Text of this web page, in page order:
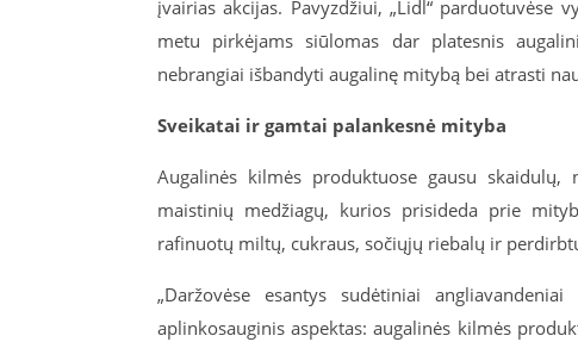
įvairias akcijas. Pavyzdžiui, „Lidl“ parduotuvėse
metu pirkėjams siūlomas dar platesnis
nebrangiai išbandyti augalinę mitybą bei atrasti
Sveikatai ir gamtai palankesnė mityba
Augalinės kilmės produktuose gausu
maistinių medžiagų, kurios prisideda prie
rafinuotų miltų, cukraus, sočiųjų riebalų ir
„Daržovėse esantys sudėtiniai
aplinkosauginis aspektas: augalinės kilmės